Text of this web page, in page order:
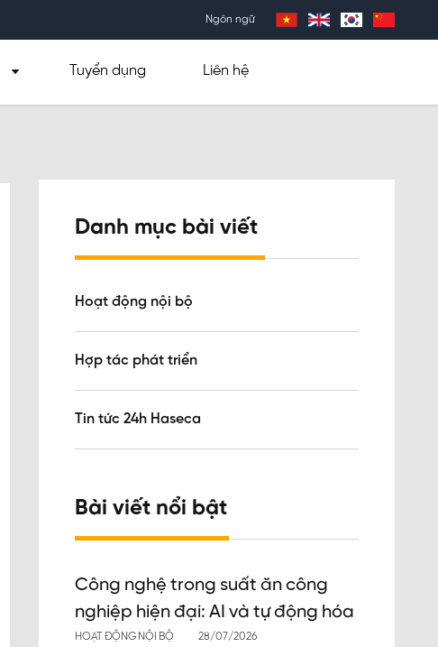
Ngôn ngữ
Tuyển dụng Liên hệ
Danh mục bài viết
Hoạt động nội bộ
Hợp tác phát triển
Tin tức 24h Haseca
Bài viết nổi bật
Công nghệ trong suất ăn công
nghiệp hiện đại: AI và tự động hóa
HOẠT ĐỘNG NỘI BỘ 28/07/2026